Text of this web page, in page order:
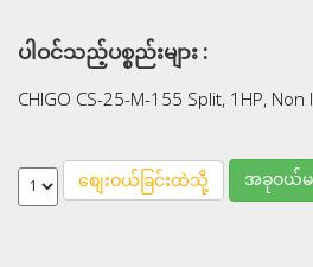
ပါဝင်သည့်ပစ္စည်းများ :
CHIGO CS-25-M-155 Split, 1HP,
စျေးဝယ်ခြင်းထဲသို့ အခုဝယ်